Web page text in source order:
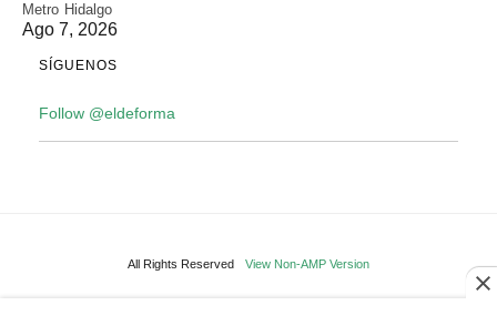
Metro Hidalgo
Ago 7, 2026
SÍGUENOS
Follow @eldeforma
All Rights Reserved View Non-AMP Version